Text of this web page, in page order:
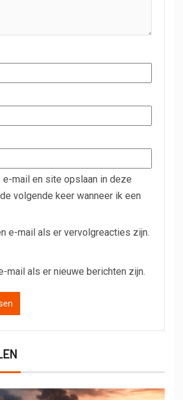
e-mail en site opslaan in deze
volgende keer wanneer ik een
e-mail als er vervolgreacties zijn.
mail als er nieuwe berichten zijn.